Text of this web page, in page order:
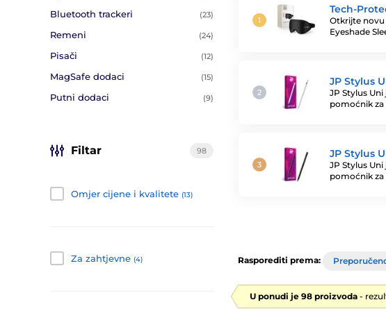
Tech-
Otkrijte novu
Eyeshade
JP Stylus
JP Stylus
pomoćnik za
JP Stylus
JP Stylus
pomoćnik za
Bluetooth trackeri (23)
Remeni (24)
Pisači (12)
MagSafe dodaci (15)
Putni dodaci (9)
Filtar 98
Omjer cijene i kvalitete (13)
Za zahtjevne (4) Rasporediti prema:
U ponudi je 98 proizvoda -